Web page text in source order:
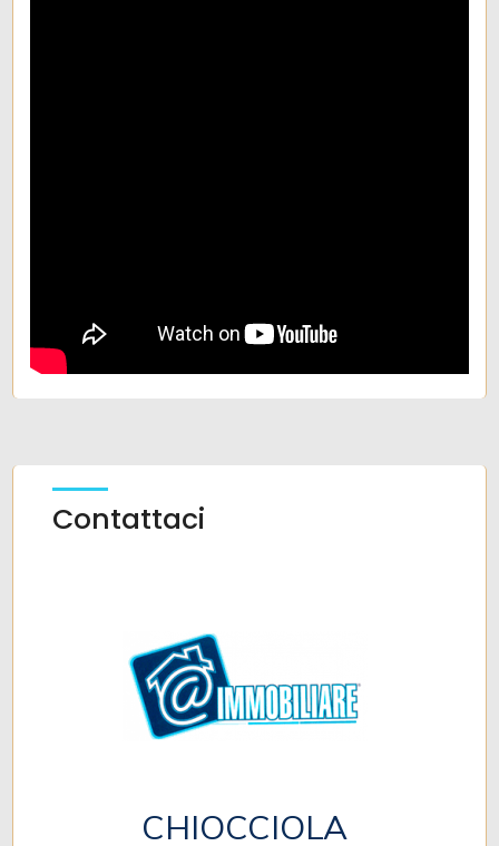
Contattaci
CHIOCCIOLA